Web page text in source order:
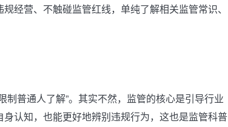
经营、不触碰监管红线，单纯了解相关监管常识、
普通人了解”。其实不然，监管的核心是引导行业
认知，也能更好地辨别违规行为，这也是监管科普